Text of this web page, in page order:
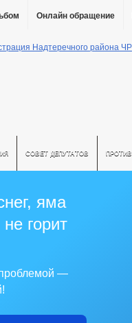
Онлайн обращение
СОВЕТ ДЕПУТАТОВ
яма
горит
—